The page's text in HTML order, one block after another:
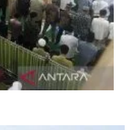
sisa banjir di Agam